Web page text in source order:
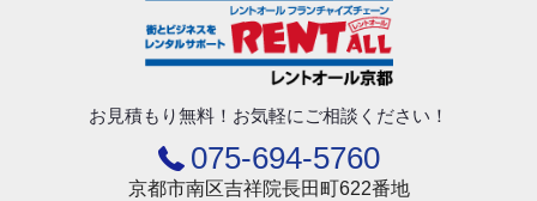
お見積もり無料！ お気軽にご相談ください！
075-694-5760
京都市南区吉祥院長田町622番地